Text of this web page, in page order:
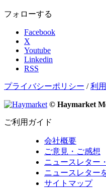
フォローする
Facebook
X
Youtube
Linkedin
RSS
プライバシーポリシー /利
© Haymarket
ご利用ガイド
会社概要
ご意見・ご感想
ニュースレター
ニュースレター
サイトマップ